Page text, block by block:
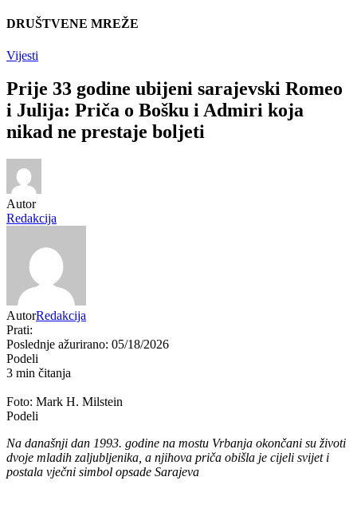
DRUŠTVENE MREŽE
Vijesti
Prije 33 godine ubijeni sarajevski Romeo
i Julija: Priča o Bošku i Admiri koja
nikad ne prestaje boljeti
Autor
Redakcija
AutorRedakcija
Prati:
Poslednje ažurirano: 05/18/2026
Podeli
3 min čitanja
Foto: Mark H. Milstein
Podeli
Na današnji dan 1993. godine na mostu Vrbanja okončani su životi
dvoje mladih zaljubljenika, a njihova priča obišla je cijeli svijet i
postala vječni simbol opsade Sarajeva